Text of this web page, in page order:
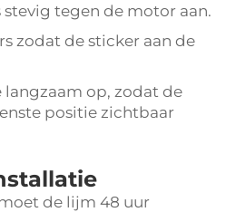
tegen de motor aan.
zodat de sticker aan de
langzaam op, zodat de
positie zichtbaar
de lijm 48 uur